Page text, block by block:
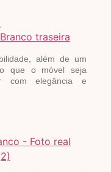
além de um
que o móvel seja
com elegância e